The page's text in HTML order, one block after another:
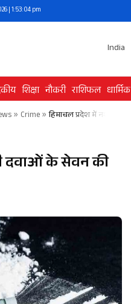
| 1:53:04 pm
India
शिक्षा नौकरी राशिफल धार्मिक
» Crime» हिमाचल प्रदेश में नशीली
दवाओं के सेवन की